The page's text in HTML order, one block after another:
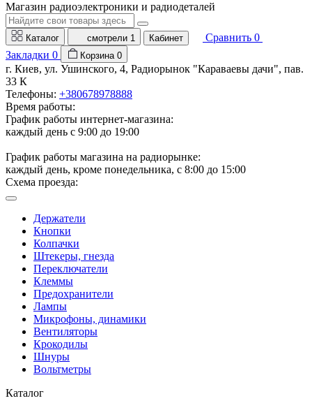
Магазин радиоэлектроники и радиодеталей
Каталог смотрели 1 Кабинет Сравнить 0
Закладки 0 Корзина 0
г. Киев, ул. Ушинского, 4, Радиорынок "Караваевы дачи", пав.
33 К
Телефоны: +380678978888
Время работы:
График работы интернет-магазина:
каждый день с 9:00 до 19:00
График работы магазина на радиорынке:
каждый день, кроме понедельника, с 8:00 до 15:00
Схема проезда:
Держатели
Кнопки
Колпачки
Штекеры, гнезда
Переключатели
Клеммы
Предохранители
Лампы
Микрофоны, динамики
Вентиляторы
Крокодилы
Шнуры
Вольтметры
Каталог